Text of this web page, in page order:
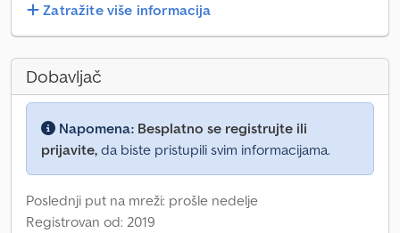
Zatražite više informacija
Dobavljač
Napomena: Besplatno se registrujte ili
prijavite, da biste pristupili svim informacijama.
Poslednji put na mreži: prošle nedelje
Registrovan od: 2019